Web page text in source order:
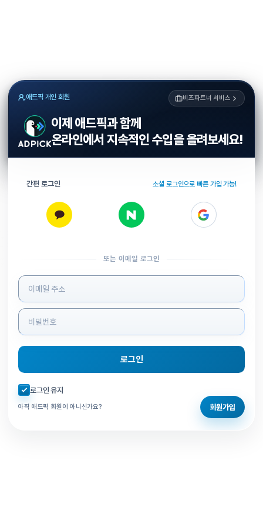
애드픽 개인 회원 비즈파트너 서비스
이제 애드픽과 함께
온라인에서 지속적인 수입을 올려보세요!
간편 로그인 소셜 로그인으로 빠른 가입 가능!
또는 이메일 로그인
로그인 정보 입력
로그인
자동로그인 체크
로그인 유지
아직 애드픽 회원이 아니신가요? 회원가입